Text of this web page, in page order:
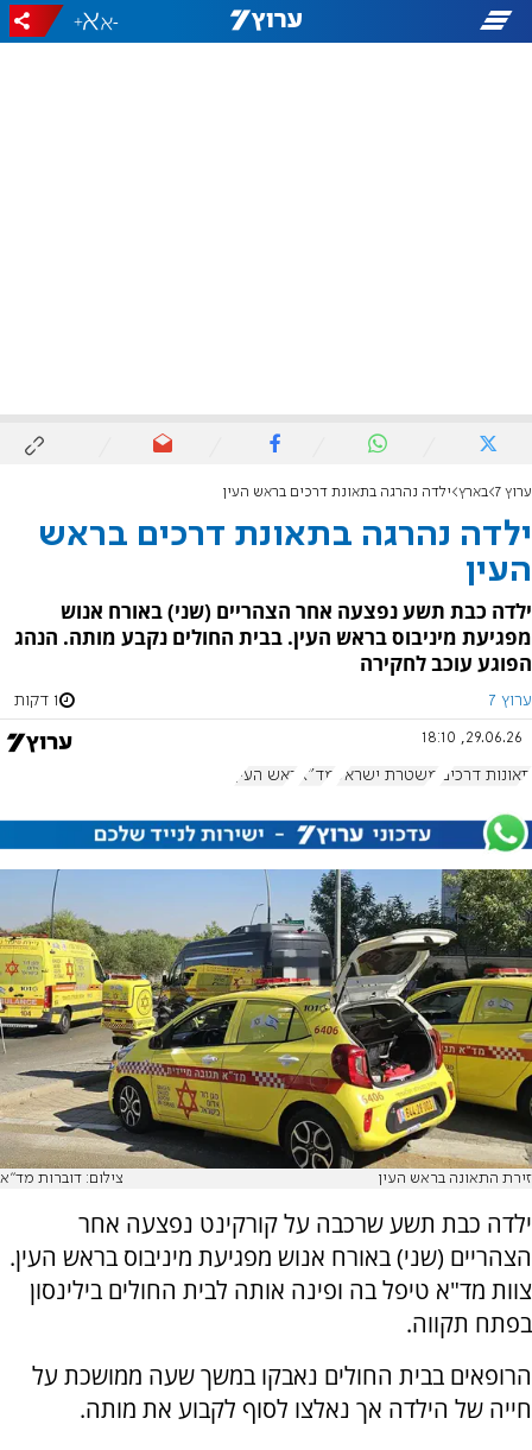
-
+
ערוץ 7 בארץ ילדה נהרגה בתאונת דרכים בראש העין
ילדה נהרגה בתאונת דרכים בראש
העין
ילדה כבת תשע נפצעה אחר הצהריים (שני) באורח אנוש
מפגיעת מיניבוס בראש העין. בבית החולים נקבע מותה. הנהג
הפוגע עוכב לחקירה
ערוץ 7 1 דקות
29.06.26, 18:10
תאונות דרכים משטרת ישראל מד"א ראש העין
זירת התאונה בראש העין צילום: דוברות מד"א
ילדה כבת תשע שרכבה על קורקינט נפצעה אחר
הצהריים (שני) באורח אנוש מפגיעת מיניבוס בראש העין.
צוות מד"א טיפל בה ופינה אותה לבית החולים בילינסון
בפתח תקווה.
הרופאים בבית החולים נאבקו במשך שעה ממושכת על
חייה של הילדה אך נאלצו לסוף לקבוע את מותה.